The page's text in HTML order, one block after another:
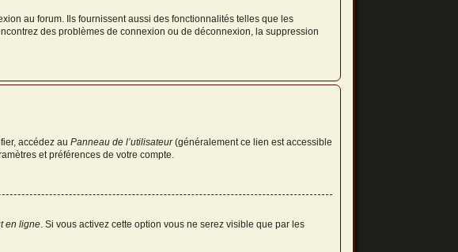
au forum. Ils fournissent aussi des fonctionnalités telles que les
des problèmes de connexion ou de déconnexion, la suppression
accédez au Panneau de l’utilisateur(généralement ce lien est accessible
et préférences de votre compte.
en ligne. Si vous activez cette option vous ne serez visible que par les